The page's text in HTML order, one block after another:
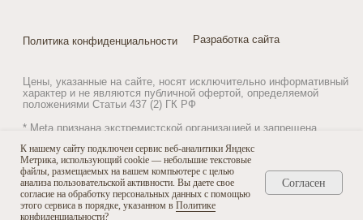
К нашему сайту подключен сервис веб-аналитики Яндекс
Метрика, использующий cookie — небольшие текстовые
файлы, размещаемых на вашем компьютере с целью
анализа пользовательской активности. Вы даете свое
согласие на обработку персональных данных с помощью
этого сервиса в порядке, указанном в Политике
конфиденциальности?
Согласен